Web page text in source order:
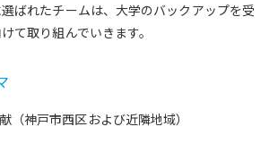
ばれたチームは、大学のバックアップを受
て取り組んでいきます。
（神戸市西区および近隣地域）